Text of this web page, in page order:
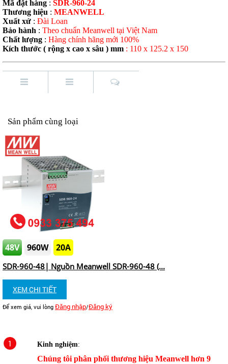
Mã đặt hàng : SDR-960-24
Thương hiệu : MEANWELL
Xuất xứ : Đài Loan
Bảo hành : Theo chuẩn Meanwell tại Việt Nam
Chất lượng : Hàng chính hãng mới 100%
Kích thước ( rộng x cao x sâu ) mm : 110 x 125.2 x 150
Sản phẩm cùng loại
48V 960W 20A
SDR-960-48| Nguồn Meanwell SDR-960-48 (...
XEM CHI TIẾT
Để xem giá, vui lòng Đăng nhập/Đăng ký
Kinh nghiệm:
Chúng tôi phân phối thương hiệu Meanwell hơn 9